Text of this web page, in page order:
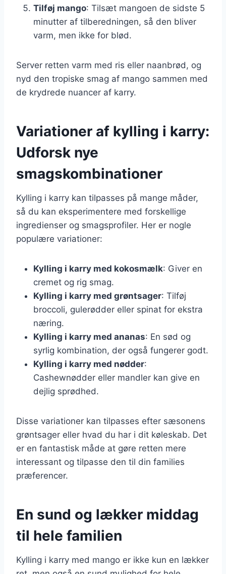
Tilføj mango: Tilsæt mangoen de sidste 5
minutter af tilberedningen, så den bliver
varm, men ikke for blød.
Server retten varm med ris eller naanbrød, og
nyd den tropiske smag af mango sammen med
de krydrede nuancer af karry.
Variationer af kylling i karry:
Udforsk nye
smagskombinationer
Kylling i karry kan tilpasses på mange måder,
så du kan eksperimentere med forskellige
ingredienser og smagsprofiler. Her er nogle
populære variationer:
Kylling i karry med kokosmælk: Giver en
cremet og rig smag.
Kylling i karry med grøntsager: Tilføj
broccoli, gulerødder eller spinat for ekstra
næring.
Kylling i karry med ananas: En sød og
syrlig kombination, der også fungerer godt.
Kylling i karry med nødder:
Cashewnødder eller mandler kan give en
dejlig sprødhed.
Disse variationer kan tilpasses efter sæsonens
grøntsager eller hvad du har i dit køleskab. Det
er en fantastisk måde at gøre retten mere
interessant og tilpasse den til din families
præferencer.
En sund og lækker middag
til hele familien
Kylling i karry med mango er ikke kun en lækker